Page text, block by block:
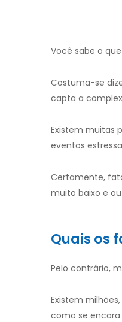
Você sabe o
Costuma-se
capta a
Existem muitas
eventos
Certamente,
muito baixo e
Quais os
Pelo contrário,
Existem
como se encara